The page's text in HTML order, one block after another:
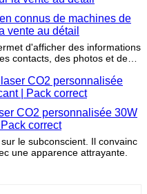
connus de machines de
vente au détail
d'afficher des informations
contacts, des photos et des
CO2 personnalisée 30W
correct
le subconscient. Il convainc
une apparence attrayante.